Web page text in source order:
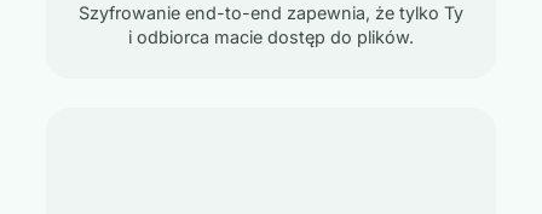
Szyfrowanie end-to-end zapewnia, że tylko Ty
i odbiorca macie dostęp do plików.